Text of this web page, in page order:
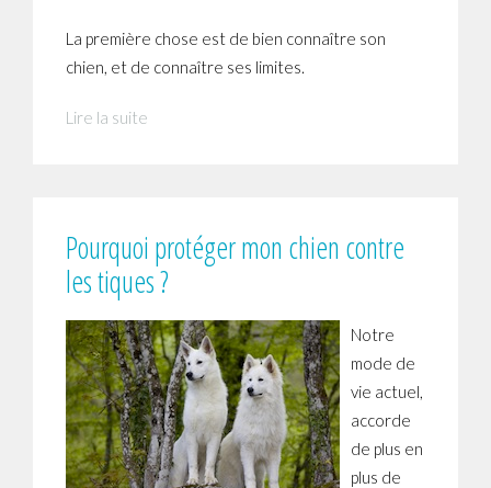
La première chose est de bien connaître son
chien, et de connaître ses limites.
Lire la suite
Pourquoi protéger mon chien contre
les tiques ?
Notre
mode de
vie actuel,
accorde
de plus en
plus de